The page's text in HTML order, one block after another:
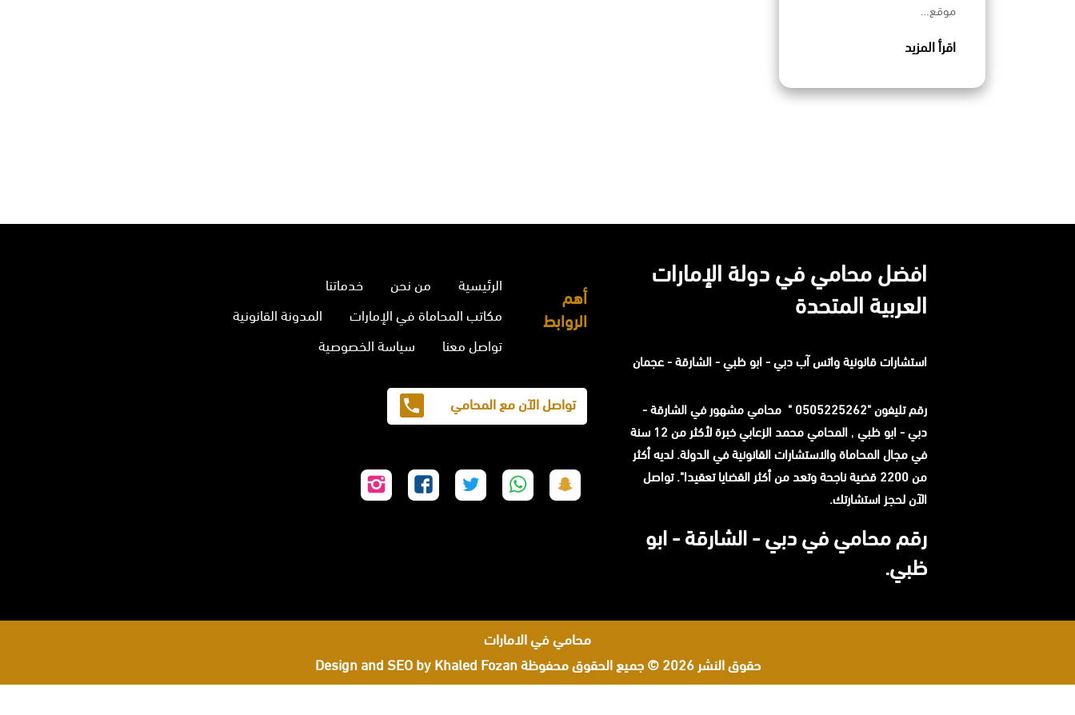
موقع…
اقرأ المزيد
افضل محامي في دولة الإمارات
العربية المتحدة
استشارات قانونيةواتس آبدبي - ابو ظبي - الشارقة - عجمان
رقم تليفون "0505225262 " محامي مشهور في الشارقة -
دبي - ابو ظبي ,
المحامي محمد الزعابي خبرة لأكثر من 12 سنة
في مجال المحاماة والاستشارات القانونية في الدولة. لديه أكثر
من 2200 قضية ناجحة وتعد من أكثر القضايا تعقيدا". تواصل
الآن لحجز استشارتك.
رقم محامي في دبي - الشارقة - ابو
ظبي.
أهم
الروابط
الرئيسية من نحن
خدماتنا
مكاتب المحاماة في الإمارات
المدونة القانونية
تواصل معنا
سياسة الخصوصية
تواصل الآن مع المحامي
على
على
على
على
على
محامي في الامارات
حقوق النشر 2026 © جميع الحقوق محفوظة
Design and SEO by Khaled Fozan